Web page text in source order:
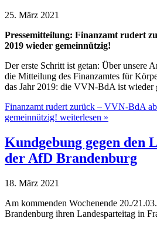
25. März 2021
Pressemitteilung: Finanzamt rudert
2019 wieder gemeinnützig!
Der erste Schritt ist getan: Über unsere
die Mitteilung des Finanzamtes für
das Jahr 2019: die VVN-BdA ist wieder
Finanzamt rudert zurück – VVN-BdA
gemeinnützig! weiterlesen »
Kundgebung gegen den
der AfD Brandenburg
18. März 2021
Am kommenden Wochenende 20./
Brandenburg ihren Landesparteitag in